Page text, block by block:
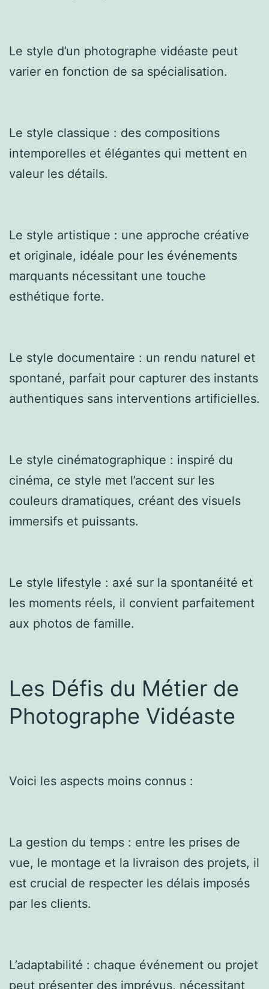
Le style d’un photographe vidéaste peut
varier en fonction de sa spécialisation.
Le style classique : des compositions
intemporelles et élégantes qui mettent en
valeur les détails.
Le style artistique : une approche créative
et originale, idéale pour les événements
marquants nécessitant une touche
esthétique forte.
Le style documentaire : un rendu naturel et
spontané, parfait pour capturer des instants
authentiques sans interventions artificielles.
Le style cinématographique : inspiré du
cinéma, ce style met l’accent sur les
couleurs dramatiques, créant des visuels
immersifs et puissants.
Le style lifestyle : axé sur la spontanéité et
les moments réels, il convient parfaitement
aux photos de famille.
Les Défis du Métier de
Photographe Vidéaste
Voici les aspects moins connus :
La gestion du temps : entre les prises de
vue, le montage et la livraison des projets, il
est crucial de respecter les délais imposés
par les clients.
L’adaptabilité : chaque événement ou projet
peut présenter des imprévus, nécessitant